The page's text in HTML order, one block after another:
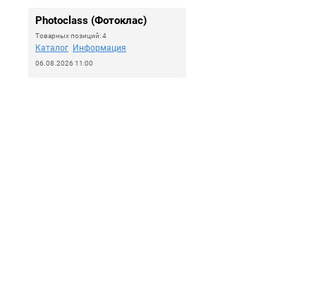
Photoclass (Фотоклас)
Товарных позиций: 4
Каталог Информация
06.08.2026 11:00